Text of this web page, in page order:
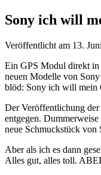
Sony ich will
Veröffentlicht am 13.
Ein GPS Modul direkt in
neuen Modelle von
blöd: Sony ich will mein
Der Veröffentlichung
entgegen.
neue Schmuckstück
Aber als ich es dann
Alles gut, alles toll.